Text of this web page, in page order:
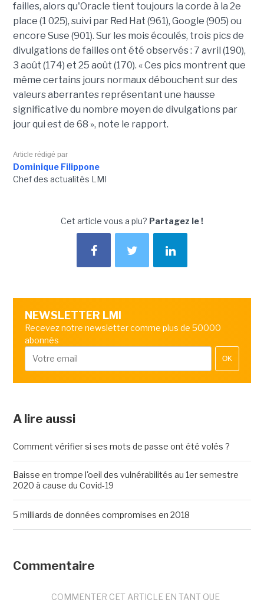
failles, alors qu'Oracle tient toujours la corde à la 2e
place (1 025), suivi par Red Hat (961), Google (905) ou
encore Suse (901). Sur les mois écoulés, trois pics de
divulgations de failles ont été observés : 7 avril (190),
3 août (174) et 25 août (170). « Ces pics montrent que
même certains jours normaux débouchent sur des
valeurs aberrantes représentant une hausse
significative du nombre moyen de divulgations par
jour qui est de 68 », note le rapport.
Article rédigé par
Dominique Filippone
Chef des actualités LMI
Cet article vous a plu? Partagez le !
NEWSLETTER LMI
Recevez notre newsletter comme plus de 50000
abonnés
OK
A lire aussi
Comment vérifier si ses mots de passe ont été volés ?
Baisse en trompe l'oeil des vulnérabilités au 1er semestre
2020 à cause du Covid-19
5 milliards de données compromises en 2018
Commentaire
COMMENTER CET ARTICLE EN TANT QUE